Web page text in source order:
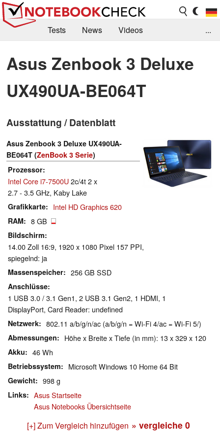
Tests News
Videos
Kaufberatung
Deals Suche
Jobs
Forum
...
Asus Zenbook 3 Deluxe
UX490UA-BE064T
Ausstattung / Datenblatt
Asus Zenbook 3 Deluxe UX490UA-
BE064T (ZenBook 3 Serie)
Prozessor
Intel Core i7-7500U2c/4t 2 x
2.7 - 3.5 GHz, Kaby Lake
Grafikkarte Intel HD Graphics 620
RAM 8 GB
Bildschirm
14.00 Zoll 16:9, 1920 x 1080 Pixel 157 PPI,
spiegelnd: ja
Massenspeicher 256 GB SSD
Anschlüsse
1 USB 3.0 / 3.1 Gen1, 2 USB 3.1 Gen2, 1 HDMI, 1
DisplayPort, Card Reader: undefined
Netzwerk 802.11 a/b/g/n/ac (a/b/g/n = Wi-Fi 4/ac = Wi-Fi 5/)
Abmessungen Höhe x Breite x Tiefe (in mm): 13 x 329 x 120
Akku 46 Wh
Betriebssystem Microsoft Windows 10 Home 64 Bit
Gewicht 998 g
Links
Asus Startseite
Asus Notebooks Übersichtseite
[+] Zum Vergleich hinzufügen » vergleiche 0